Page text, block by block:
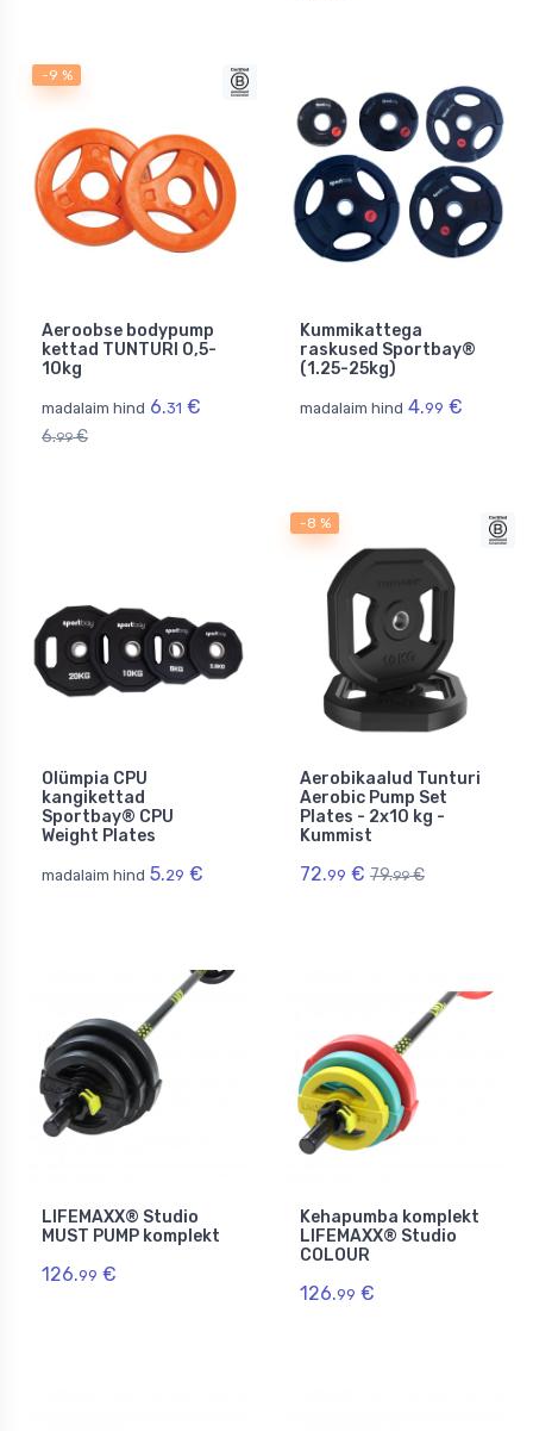
-9 %
Aeroobse bodypump
kettad TUNTURI 0,5-
10kg
madalaim hind 6.31 €
6.99€
Kummikattega
raskused Sportbay®
(1.25-25kg)
madalaim hind 4.99 €
Olümpia CPU
kangikettad
Sportbay® CPU
Weight Plates
madalaim hind 5.29 €
-8 %
Aerobikaalud Tunturi
Aerobic Pump Set
Plates - 2x10 kg -
Kummist
72.99 € 79.99€
LIFEMAXX® Studio
MUST PUMP komplekt
126.99 €
Kehapumba komplekt
LIFEMAXX® Studio
COLOUR
126.99 €